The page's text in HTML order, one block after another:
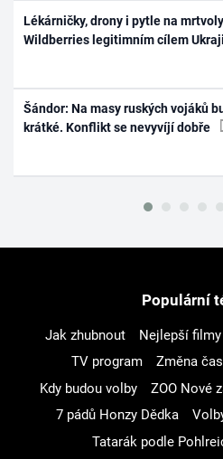
Lékárničky, drony i pytle na
Wildberries legitimním cílem
Šándor: Na masy ruských vojáků
krátké. Konflikt se nevyvíjí dobře
Populární
Jak zhubnout Nejlepší filmy
TV program
Změna
Kdy budou volby
ZOO Nové
7 pádů Honzy Dědka
Tatarák podle